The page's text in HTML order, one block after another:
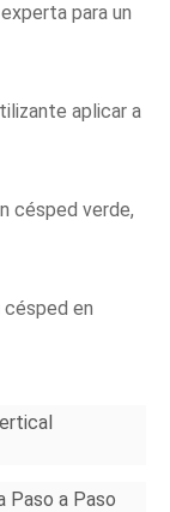
para un
aplicar a
césped verde,
en
Paso a Paso